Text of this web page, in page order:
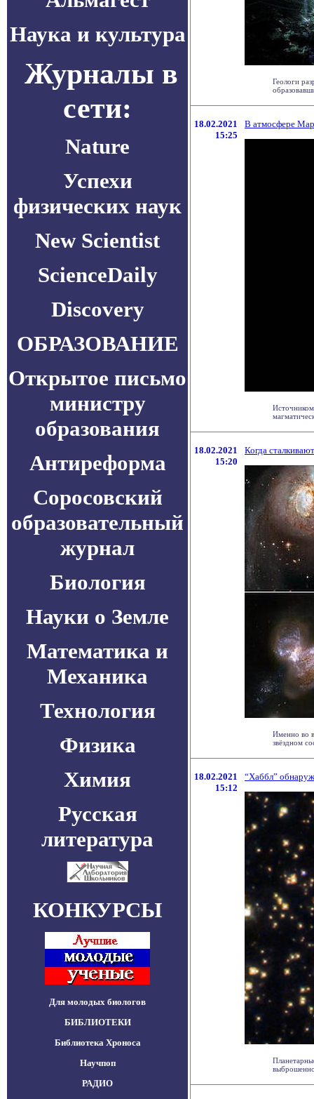
Наука и культура
Журналы в
сети:
Nature
Успехи
физических наук
New Scientist
ScienceDaily
Discovery
ОБРАЗОВАНИЕ
Открытое письмо
министру
образования
Антиреформа
Соросовский
образовательный
журнал
Биология
Науки о Земле
Математика и
Механика
Технология
Физика
Химия
Русская
литература
КОНКУРСЫ
Для молодых биологов
БИБЛИОТЕКИ
Библиотека Хроноса
Научпоп
РАДИО
Геологи
18.02.2021
15:25
В атмосфере
18.02.2021
15:20
Когда
Именно во
звёздном
18.02.2021
15:12
“Хаббл”